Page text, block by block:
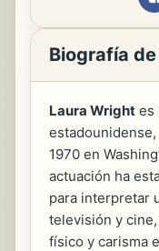
Biografía
Laura Wright es
1970 en
actuación ha
para interpretar
televisión y
físico y carisma